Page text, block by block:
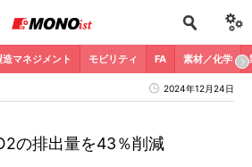
造マネジメント モビリティ FA 素材／化学
2024年12月24日
の排出量を43％削減